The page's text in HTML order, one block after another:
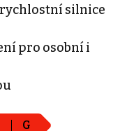
silnice
pro osobní i
G